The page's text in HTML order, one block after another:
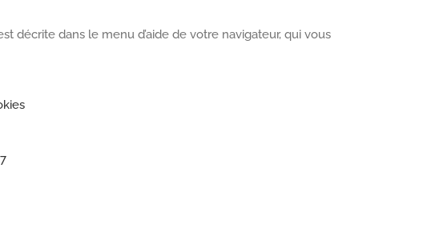
décrite dans le menu d’aide de votre navigateur, qui vous